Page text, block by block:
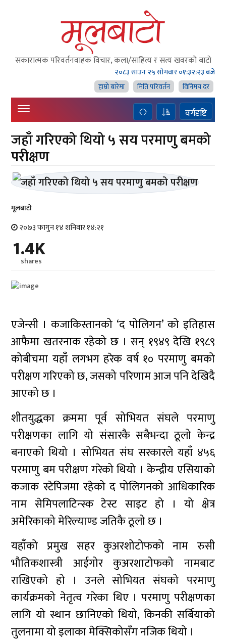
सकारात्मक परिवर्तनवाहक विचार, कला/साहित्य र सत्य खवरको बाटाे
२०८३ साउन २५ सोमवार०१:३२:२४ बजे
हाम्राे बारेमा
मिति परिवर्तन विनिमय दर
वर्गदृष्टि
जहाँ गरिएको थियो ५ सय परमाणु बमको
परीक्षण
मूलबाटाे
२०७३ फागुन १४ शनिवार १४:२१
1.4K
shares
एजेन्सी । कजाकिस्तानको ‘द पोलिगन’ को इतिहास
आफैमा खतरनाक रहेको छ । सन् १९४९ देखि १९८९
कोबीचमा यहाँ लगभग हरेक वर्ष १० परमाणु बमको
परीक्षण गरिएको छ, जसको परिणाम आज पनि देखिदै
आएको छ ।
शीतयुद्धका क्रममा पूर्व सोभियत संघले परमाणु
परीक्षणका लागि यो संसारकै सबैभन्दा ठूलो केन्द्र
बनाएको थियो । सोभियत संघ सरकारले यहाँ ४५६
परमाणु बम परीक्षण गरेको थियो । केन्द्रीय एसियाको
कजाक स्टेपिजमा रहेको द पोलिगनको आधिकारिक
नाम सेमिपलाटिन्स्क टेस्ट साइट हो । यो क्षेत्र
अमेरिकाको मेरिल्याण्ड जतिकै ठूलो छ ।
यहाँको प्रमुख सहर कुअरशोटोफको नाम रुसी
भौतिकशास्त्री आईगोर कुअरशाटोफको नामबाट
राखिएको हो । उनले सोभियत संघको परमाणु
कार्यक्रमको नेतृत्व गरेका थिए । परमाणु परीक्षणका
लागि यो स्थान छानिएको थियो, किनकी सर्बियाको
तुलनामा यो इलाका मेक्सिकोसँग नजिक थियो ।